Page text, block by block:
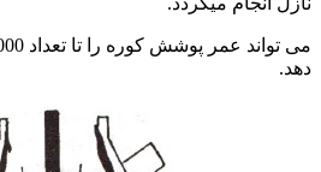
دهد.